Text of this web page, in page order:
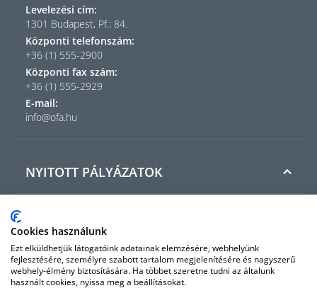
Levelezési cím:
1301 Budapest, Pf.: 84.
Központi telefonszám:
+36 (1) 555-2900
Központi fax szám:
+36 (1) 555-2929
E-mail:
info@ofa.hu
NYITOTT PÁLYÁZATOK
INFORMÁCIÓ
MENÜPONTOK
Cookies használunk
Ezt elküldhetjük látogatóink adatainak elemzésére, webhelyünk
fejlesztésére, személyre szabott tartalom megjelenítésére és nagyszerű
webhely-élmény biztosítására. Ha többet szeretne tudni az általunk
használt cookies, nyissa meg a beállításokat.